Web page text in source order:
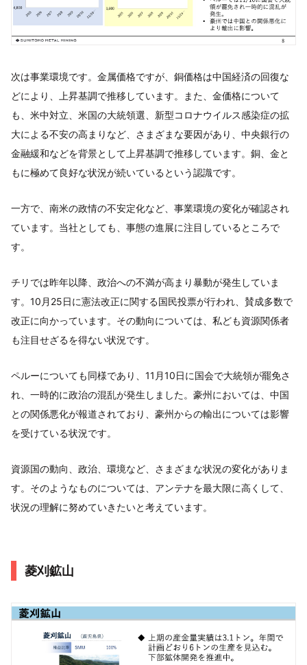
次は事業環境です。金属価格ですが、銅価格は中国経済の回復な
どにより、上昇基調で推移しています。また、金価格について
も、米中対立、米国の大統領選、新型コロナウイルス感染症の拡
大による不安の高まりなど、さまざまな要因があり、中央銀行の
金融緩和などを背景として上昇基調で推移しています。銅、金と
もに極めて良好な状況が続いているという認識です。
一方で、南米の政情の不安定化など、事業環境の変化が確認され
ています。当社としても、事態の進展に注目しているところで
す。
チリでは昨年以降、政治への不満が高まり暴動が発生していま
す。10月25日に憲法改正に関する国民投票が行われ、賛成多数で
改正に向かっています。その動向については、私ども資源関係者
も注目せざるを得ない状況です。
ペルーについても同様であり、11月10日に国会で大統領が罷免さ
れ、一時的に政治の混乱が発生しました。豪州においては、中国
との関係悪化が報道されており、豪州からの輸出については影響
を受けている状況です。
資源国の動向、政治、環境など、さまざまな状況の変化がありま
す。そのようなものについては、アンテナを最大限に高くして、
状況の理解に努めていきたいと考えています。
菱刈鉱山